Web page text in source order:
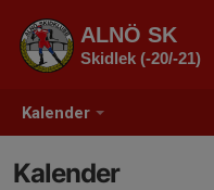
Kalender
ALNÖ SK
Skidlek (-20/-21)
Kalender